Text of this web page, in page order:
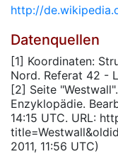
http://
Datenquellen
[1] Koordinaten:
Nord. Referat 42 -
[2] Seite
Enzyklopädie.
14:15 UTC. URL:
2011, 11:56 UTC)